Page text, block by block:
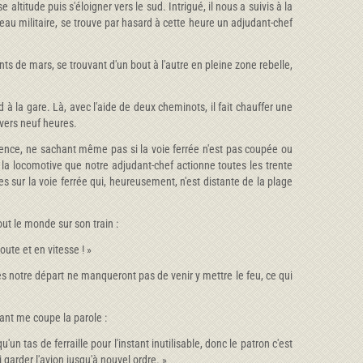
altitude puis s'éloigner vers le sud. Intrigué, il nous a suivis à la
militaire, se trouve par hasard à cette heure un adjudant-chef
de mars, se trouvant d'un bout à l'autre en pleine zone rebelle,
la gare. Là, avec l'aide de deux cheminots, il fait chauffer une
neuf heures.
ne sachant même pas si la voie ferrée n'est pas coupée ou
locomotive que notre adjudant-chef actionne toutes les trente
sur la voie ferrée qui, heureusement, n'est distante de la plage
le monde sur son train :
et en vitesse ! »
notre départ ne manqueront pas de venir y mettre le feu, ce qui
me coupe la parole :
tas de ferraille pour l'instant inutilisable, donc le patron c'est
l'avion jusqu'à nouvel ordre. »